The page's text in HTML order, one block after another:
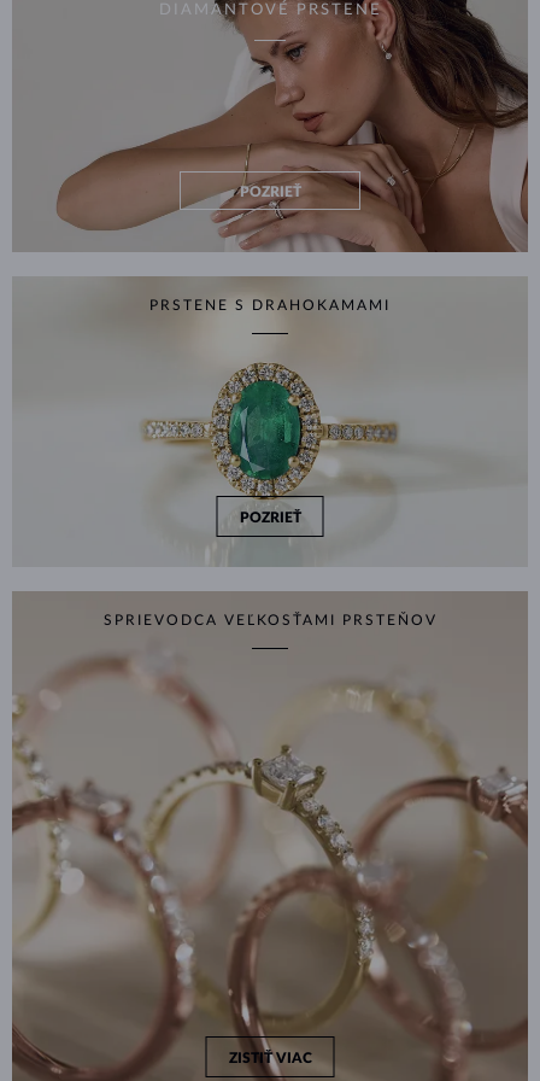
DIAMANTOVÉ PRSTENE
POZRIEŤ
PRSTENE S DRAHOKAMAMI
POZRIEŤ
SPRIEVODCA VEĽKOSŤAMI PRSTEŇOV
ZISTIŤ VIAC